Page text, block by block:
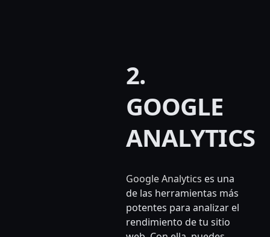
2.
GOOGLE
ANALYTICS
Google Analytics es una
de las herramientas más
potentes para analizar el
rendimiento de tu sitio